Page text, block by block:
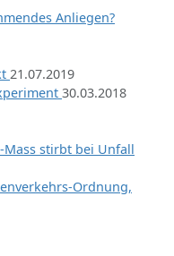
Anliegen?
21.07.2019
30.03.2018
Mass stirbt bei Unfall
Ordnung,